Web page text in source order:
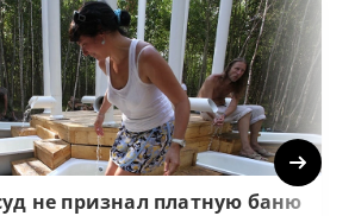
не признал платную баню
Next